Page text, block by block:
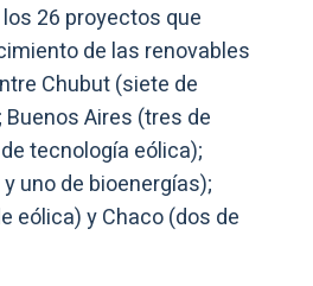
26 proyectos que
de las renovables
Chubut (siete de
Aires (tres de
tecnología eólica);
uno de bioenergías);
eólica) y Chaco (dos de